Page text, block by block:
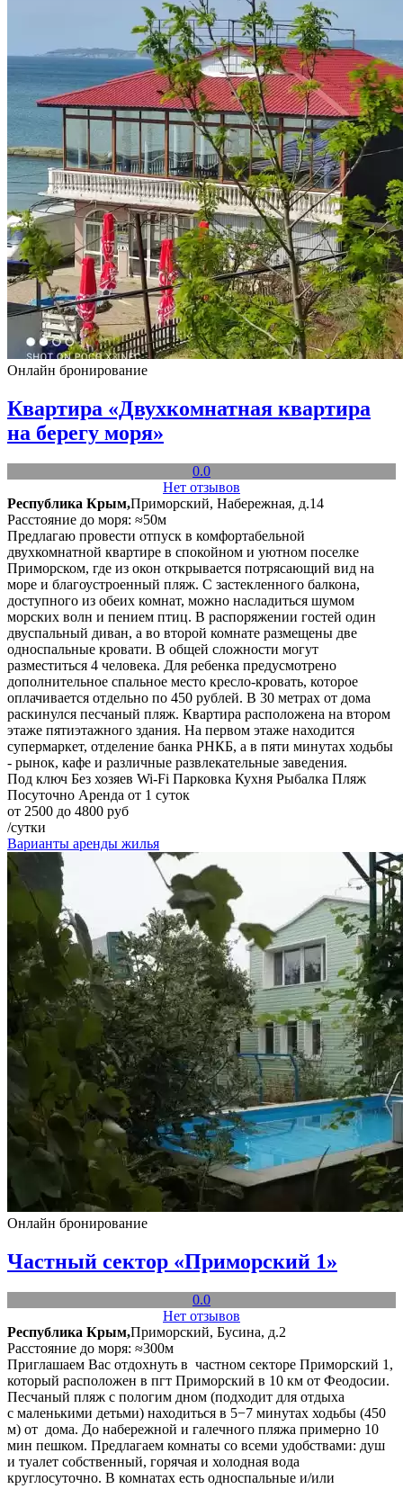
Онлайн бронирование
Квартира «Двухкомнатная квартира
на берегу моря»
0.0
Нет отзывов
Республика Крым,Приморский, Набережная, д.14
Расстояние до моря: ≈50м
Предлагаю провести отпуск в комфортабельной
двухкомнатной квартире в спокойном и уютном поселке
Приморском, где из окон открывается потрясающий вид на
море и благоустроенный пляж. С застекленного балкона,
доступного из обеих комнат, можно насладиться шумом
морских волн и пением птиц. В распоряжении гостей один
двуспальный диван, а во второй комнате размещены две
односпальные кровати. В общей сложности могут
разместиться 4 человека. Для ребенка предусмотрено
дополнительное спальное место кресло-кровать, которое
оплачивается отдельно по 450 рублей. В 30 метрах от дома
раскинулся песчаный пляж. Квартира расположена на втором
этаже пятиэтажного здания. На первом этаже находится
супермаркет, отделение банка РНКБ, а в пяти минутах ходьбы
- рынок, кафе и различные развлекательные заведения.
Под ключ Без хозяев Wi-Fi Парковка Кухня Рыбалка Пляж
Посуточно Аренда от 1 суток
от 2500 до 4800 руб
/сутки
Варианты аренды жилья
Онлайн бронирование
Частный сектор «Приморский 1»
0.0
Нет отзывов
Республика Крым,Приморский, Бусина, д.2
Расстояние до моря: ≈300м
Приглашаем Вас отдохнуть в частном секторе Приморский 1,
который расположен в пгт Приморский в 10 км от Феодосии.
Песчаный пляж с пологим дном (подходит для отдыха
с маленькими детьми) находиться в 5−7 минутах ходьбы (450
м) от дома. До набережной и галечного пляжа примерно 10
мин пешком. Предлагаем комнаты со всеми удобствами: душ
и туалет собственный, горячая и холодная вода
круглосуточно. В комнатах есть односпальные и/или